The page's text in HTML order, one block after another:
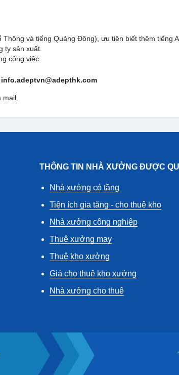
và tiếng Quảng Đông), ưu tiên biết thêm tiếng
ty sản xuất.
công việc.
info.adeptvn@adepthk.com
THÔNG TIN NHÀ XƯỞNG ĐƯỢC
Nhà xưởng có tầng
Tiện ích gia tăng - cho thuê kho
Nhà xưởng công nghiệp
Thuê xưởng may
Thuê kho xưởng
Giá cho thuê kho xưởng
Nhà xưởng cho thuê